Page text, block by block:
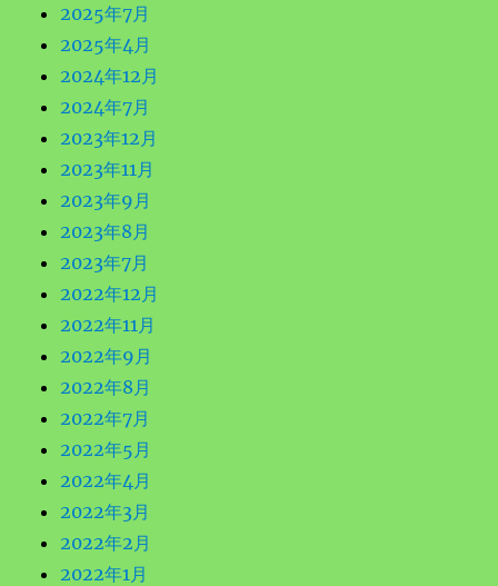
2025年7月
2025年4月
2024年12月
2024年7月
2023年12月
2023年11月
2023年9月
2023年8月
2023年7月
2022年12月
2022年11月
2022年9月
2022年8月
2022年7月
2022年5月
2022年4月
2022年3月
2022年2月
2022年1月